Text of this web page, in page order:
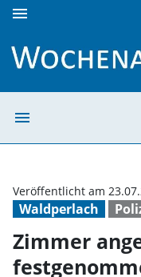
menu
menu
Waldperlach
Veröffentlicht am
Zimmer